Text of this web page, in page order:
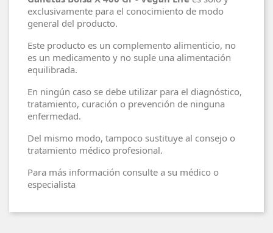
exclusivamente para el conocimiento de modo
general del producto.
Este producto es un complemento alimenticio, no
es un medicamento y no suple una alimentación
equilibrada.
En ningún caso se debe utilizar para el diagnóstico,
tratamiento, curación o prevención de ninguna
enfermedad.
Del mismo modo, tampoco sustituye al consejo o
tratamiento médico profesional.
Para más información consulte a su médico o
especialista